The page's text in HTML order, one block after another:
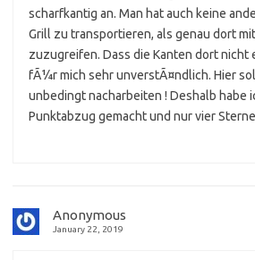
scharfkantig an. Man hat auch keine
Grill zu transportieren, als genau dort
zuzugreifen. Dass die Kanten dort nicht
fÃ¼r mich sehr unverstÃ¤ndlich. Hier
unbedingt nacharbeiten ! Deshalb habe
Punktabzug gemacht und nur vier
Anonymous
January 22, 2019